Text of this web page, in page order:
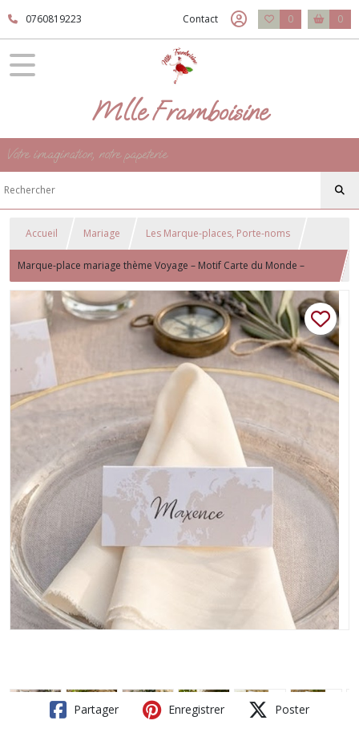
0760819223 Contact 0 0
Mlle Framboisine
Votre imagination, notre papeterie
Accueil Mariage Les Marque-places, Porte-noms
Marque-place mariage thème Voyage – Motif Carte du Monde –
Décoration Destination Aventure
Partager Enregistrer Poster